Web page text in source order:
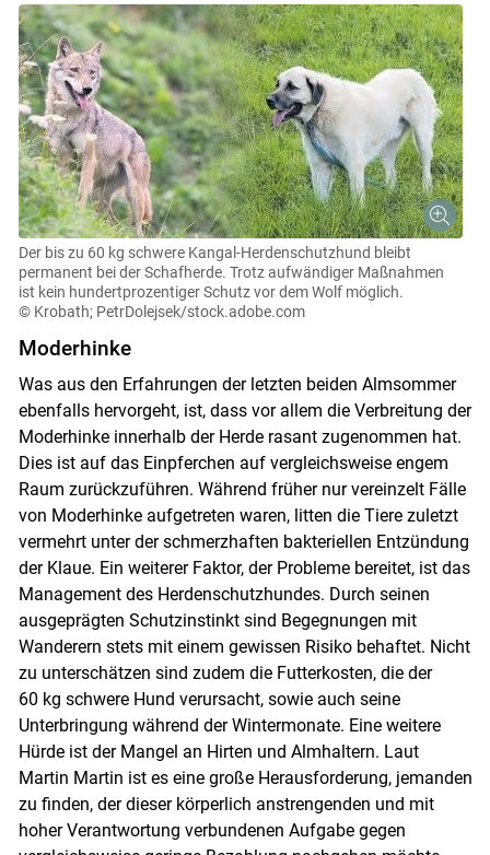
Der bis zu 60 kg schwere Kangal-Herdenschutzhund bleibt
permanent bei der Schafherde. Trotz aufwändiger Maßnahmen
ist kein hundertprozentiger Schutz vor dem Wolf möglich.
© Krobath; PetrDolejsek/stock.adobe.com
Moderhinke
Was aus den Erfahrungen der letzten beiden Almsommer
ebenfalls hervorgeht, ist, dass vor allem die Verbreitung der
Moderhinke innerhalb der Herde rasant zugenommen hat.
Dies ist auf das Einpferchen auf vergleichsweise engem
Raum zurückzuführen. Während früher nur vereinzelt Fälle
von Moderhinke aufgetreten waren, litten die Tiere zuletzt
vermehrt unter der schmerzhaften bakteriellen Entzündung
der Klaue. Ein weiterer Faktor, der Probleme bereitet, ist das
Management des Herdenschutzhundes. Durch seinen
ausgeprägten Schutzinstinkt sind Begegnungen mit
Wanderern stets mit einem gewissen Risiko behaftet. Nicht
zu unterschätzen sind zudem die Futterkosten, die der
60 kg schwere Hund verursacht, sowie auch seine
Unterbringung während der Wintermonate. Eine weitere
Hürde ist der Mangel an Hirten und Almhaltern. Laut
Martin Martin ist es eine große Herausforderung, jemanden
zu finden, der dieser körperlich anstrengenden und mit
hoher Verantwortung verbundenen Aufgabe gegen